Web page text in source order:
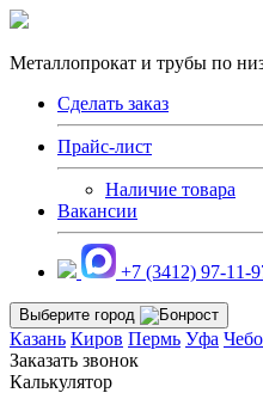
Металлопрокат и трубы по
Сделать заказ
Прайс-лист
Наличие товара
Вакансии
+7 (3412) 97-11-
Выберите город
Казань Киров Пермь Уфа
Заказать звонок
Калькулятор